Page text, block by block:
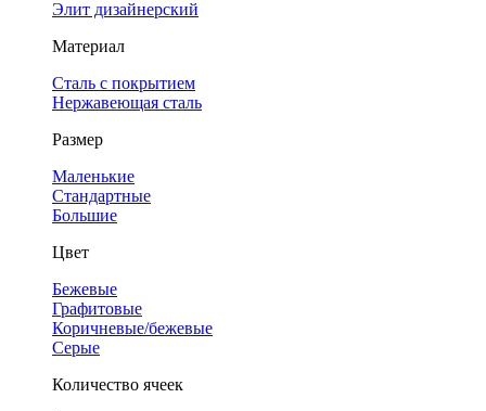
Элит дизайнерский
Материал
Сталь с покрытием
Нержавеющая сталь
Размер
Маленькие
Стандартные
Большие
Цвет
Бежевые
Графитовые
Коричневые/бежевые
Серые
Количество ячеек